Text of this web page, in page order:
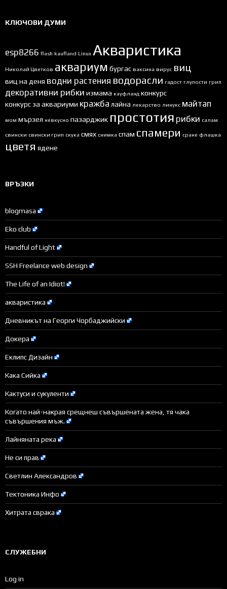
КЛЮЧОВИ ДУМИ
esp8266 flash kaufland Linux Акваристика
Николай Цветков аквариум бургас ваксина вирус виц
виц на деня водни растения водорасли гадост глупости грип
декоративни рибки измама кауфланд конкурс
конкурс за аквариуми кражба лайна лекарство линукс майтап
мом мързел невкусно пазарджик простотия рибки салам
свински свински грип скука смях снимка спам спамери сране флашка
цветя ядене
ВРЪЗКИ
blogmasa
Eko club
Handful of Light
SSH Freelance web design
The Life of an Idiot!
акваристика
Дневникът на Георги Чорбаджийски
Докера
Еклипс Дизайн
Кака Сийка
Кактуси и сукуленти
Когато най-накрая срещнеш съвършената жена, тя чака
съвършения мъж.
Лайняната река
Не си прав
Светлин Александров
Тектоника Инфо
Хитрата сврака
СЛУЖЕБНИ
Log in